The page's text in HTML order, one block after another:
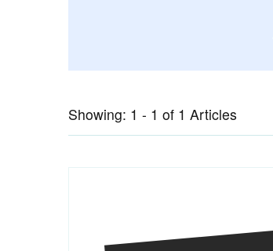
Showing: 1 - 1 of 1 Articles